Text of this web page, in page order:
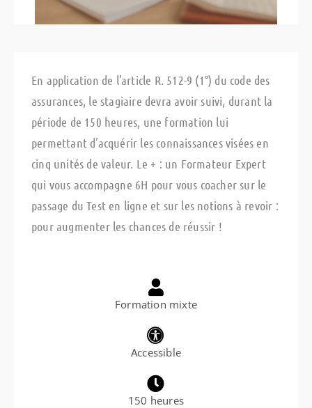
En application de l’article R. 512-9 (1°) du code des
assurances, le stagiaire devra avoir suivi, durant la
période de 150 heures, une formation lui
permettant d’acquérir les connaissances visées en
cinq unités de valeur. Le + : un Formateur Expert
qui vous accompagne 6H pour vous coacher sur le
passage du Test en ligne et sur les notions à revoir :
pour augmenter les chances de réussir !
Formation mixte
Accessible
150 heures